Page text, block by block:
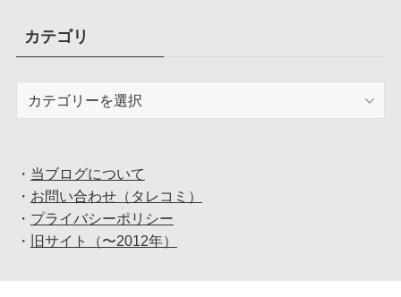
ブカテゴリ
・ 当ブログについて
・ お問い合わせ（タレコミ）
・ プライバシーポリシー
・
旧サイト（〜2012年）